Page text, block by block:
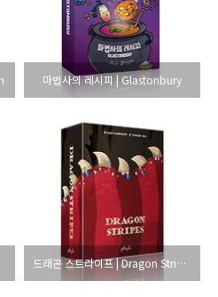
마법사의 레시피 | Glastonbury
드래곤 스트라이프 | Dragon Stripes